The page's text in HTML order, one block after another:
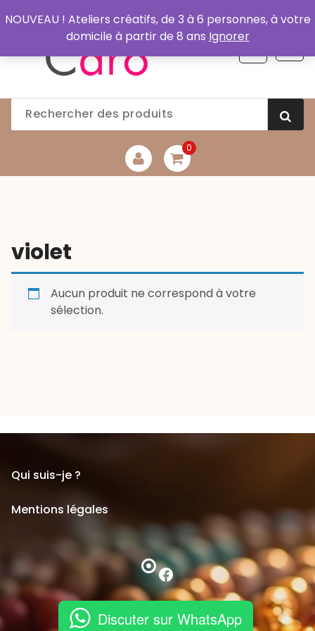
au
0
violet
Aucun produit ne correspond à votre
sélection.
Qui suis-je ?
Mentions légales
Facebook
Discuter sur WhatsApp
NOUVEAU ! Ateliers créatifs, de 3 à 6 personnes, à votre
domicile à partir de 8 ans Ignorer